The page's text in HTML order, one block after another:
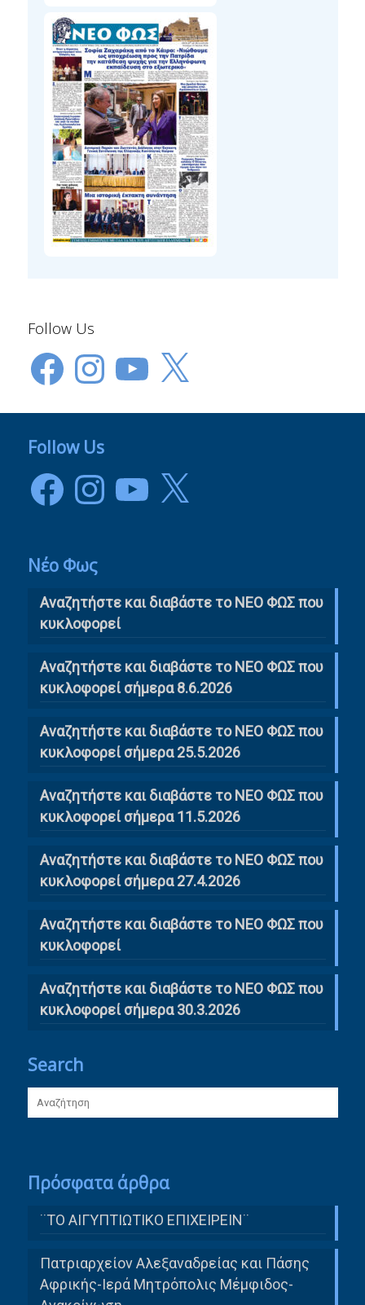
Follow Us
FacebookInstagramYouTube
X
Follow Us
FacebookInstagramYouTube
X
Νέο Φως
Αναζητήστε και διαβάστε το NΕΟ ΦΩΣ που
κυκλοφορεί
Αναζητήστε και διαβάστε το ΝΕΟ ΦΩΣ που
κυκλοφορεί σήμερα 8.6.2026
Αναζητήστε και διαβάστε το ΝΕΟ ΦΩΣ που
κυκλοφορεί σήμερα 25.5.2026
Αναζητήστε και διαβάστε το ΝΕΟ ΦΩΣ που
κυκλοφορεί σήμερα 11.5.2026
Αναζητήστε και διαβάστε το ΝΕΟ ΦΩΣ που
κυκλοφορεί σήμερα 27.4.2026
Αναζητήστε και διαβάστε το ΝΕΟ ΦΩΣ που
κυκλοφορεί
Αναζητήστε και διαβάστε το ΝΕΟ ΦΩΣ που
κυκλοφορεί σήμερα 30.3.2026
Search
Πρόσφατα άρθρα
¨ΤΟ ΑΙΓΥΠΤΙΩΤΙΚΟ ΕΠΙΧΕΙΡΕΙΝ¨
Πατριαρχείον Αλεξαναδρείας και Πάσης
Αφρικής-Ιερά Μητρόπολις Μέμφιδος-